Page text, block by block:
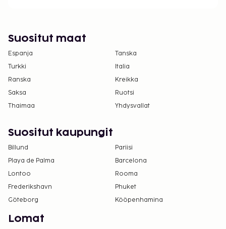
Suositut maat
Espanja
Tanska
Turkki
Italia
Ranska
Kreikka
Saksa
Ruotsi
Thaimaa
Yhdysvallat
Suositut kaupungit
Billund
Pariisi
Playa de Palma
Barcelona
Lontoo
Rooma
Frederikshavn
Phuket
Göteborg
Kööpenhamina
Lomat